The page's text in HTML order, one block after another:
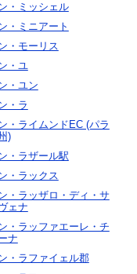
・ミッシェル
・ミニアート
・モーリス
・ユ
・ユン
・ラ
・ライムンドEC (パラ
)
・ラザール駅
・ラックス
・ラッザロ・ディ・サ
ェナ
・ラッファエーレ・チ
ナ
・ラファイェル郡